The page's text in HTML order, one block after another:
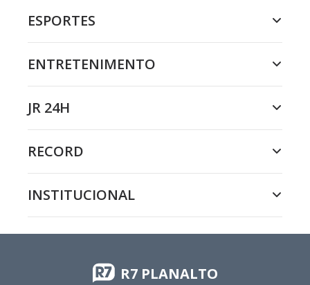
ESPORTES
ENTRETENIMENTO
JR 24H
RECORD
INSTITUCIONAL
R7 PLANALTO